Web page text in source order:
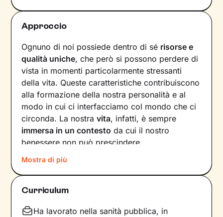
Approccio
Ognuno di noi possiede dentro di sé risorse e
qualità uniche, che però si possono perdere di
vista in momenti particolarmente stressanti
della vita. Queste caratteristiche contribuiscono
alla formazione della nostra personalità e al
modo in cui ci interfacciamo col mondo che ci
circonda. La nostravita, infatti, è sempre
immersa in un contesto da cui il nostro
benessere non può prescindere.
Basta che uno dei fattori in gioco – dalle
emozioni ai pensieri, dalle relazioni alla salute –
vacilli, ed ecco che la nostra serenità ne
che ci caratterizzano diventa allora
Mostra di più
Curriculum
Ha lavorato nella sanità pubblica, in